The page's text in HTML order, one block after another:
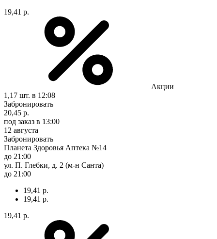
19,41 р.
Акции
1,17 шт. в 12:08
Забронировать
20,45 р.
под заказ в 13:00
12 августа
Забронировать
Планета Здоровья Аптека №14
до 21:00
ул. П. Глебки, д. 2 (м-н Санта)
до 21:00
19,41 р.
19,41 р.
19,41 р.